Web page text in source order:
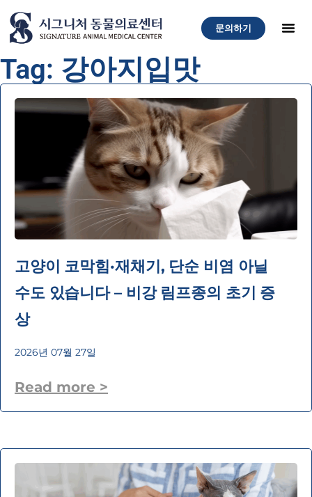
문의하기
Tag: 강아지입맛
고양이 코막힘·재채기, 단순 비염 아닐
수도 있습니다 – 비강 림프종의 초기 증
상
2026년 07월 27일
Read more >